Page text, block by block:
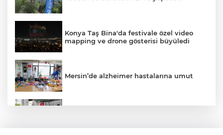
Konya Taş Bina'da festivale özel video
mapping ve drone gösterisi büyüledi
Mersin’de alzheimer hastalarına umut